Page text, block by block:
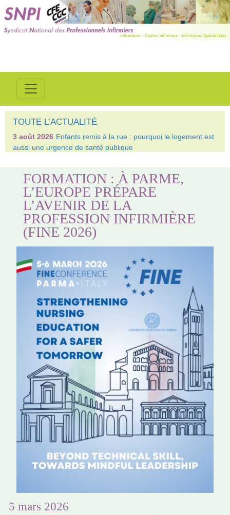
TOUTE L’ACTUALITÉ
3 août 2026 Enfants remis à la rue : pourquoi le logement est
aussi une urgence de santé publique
FORMATION : À PARME,
L’EUROPE PRÉPARE
L’AVENIR DE LA
PROFESSION INFIRMIÈRE
(FINE 2026)
5 mars 2026